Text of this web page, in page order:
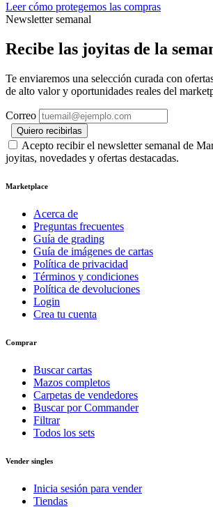
Leer cómo protegemos las compras
Newsletter semanal
Recibe las joyitas de la
Te enviaremos una selección curada con
de alto valor y oportunidades reales del
Correo
Quiero recibirlas
Acepto recibir el newsletter semanal de
joyitas, novedades y ofertas destacadas.
Marketplace
Acerca de
Preguntas frecuentes
Guía de grading
Guía de imágenes de cartas
Política de privacidad
Términos y condiciones
Política de devoluciones
Login
Crea tu cuenta
Comprar
Buscar cartas
Mazos completos
Carpetas de vendedores
Buscar por Commander
Filtrar
Todos los sets
Vender singles
Inicia sesión para vender
Tiendas